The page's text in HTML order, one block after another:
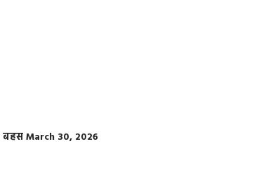
बहसMarch 30, 2026